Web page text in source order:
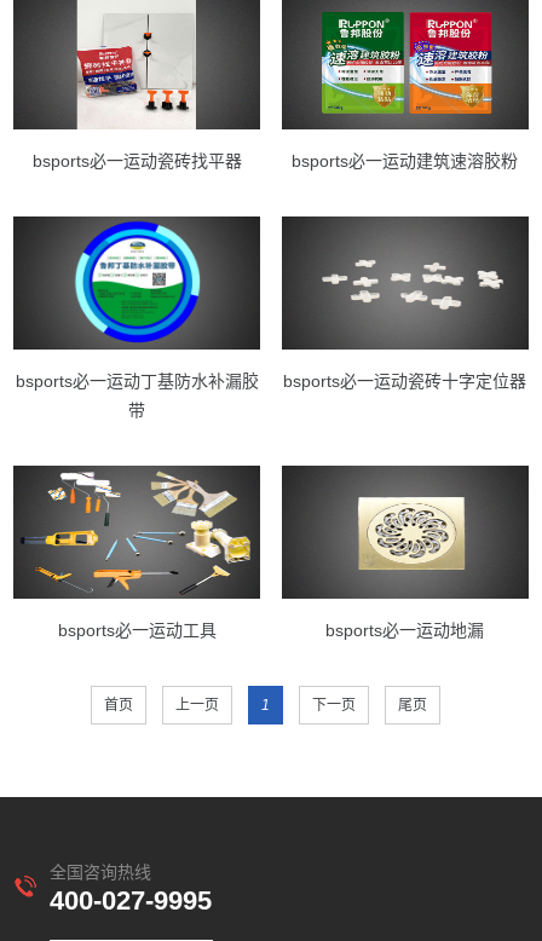
bsports必一运动瓷砖找平器 bsports必一运动建筑速溶胶粉
bsports必一运动丁基防水补漏胶
带
bsports必一运动瓷砖十字定位器
bsports必一运动工具 bsports必一运动地漏
首页 上一页 1 下一页 尾页
全国咨询热线
400-027-9995